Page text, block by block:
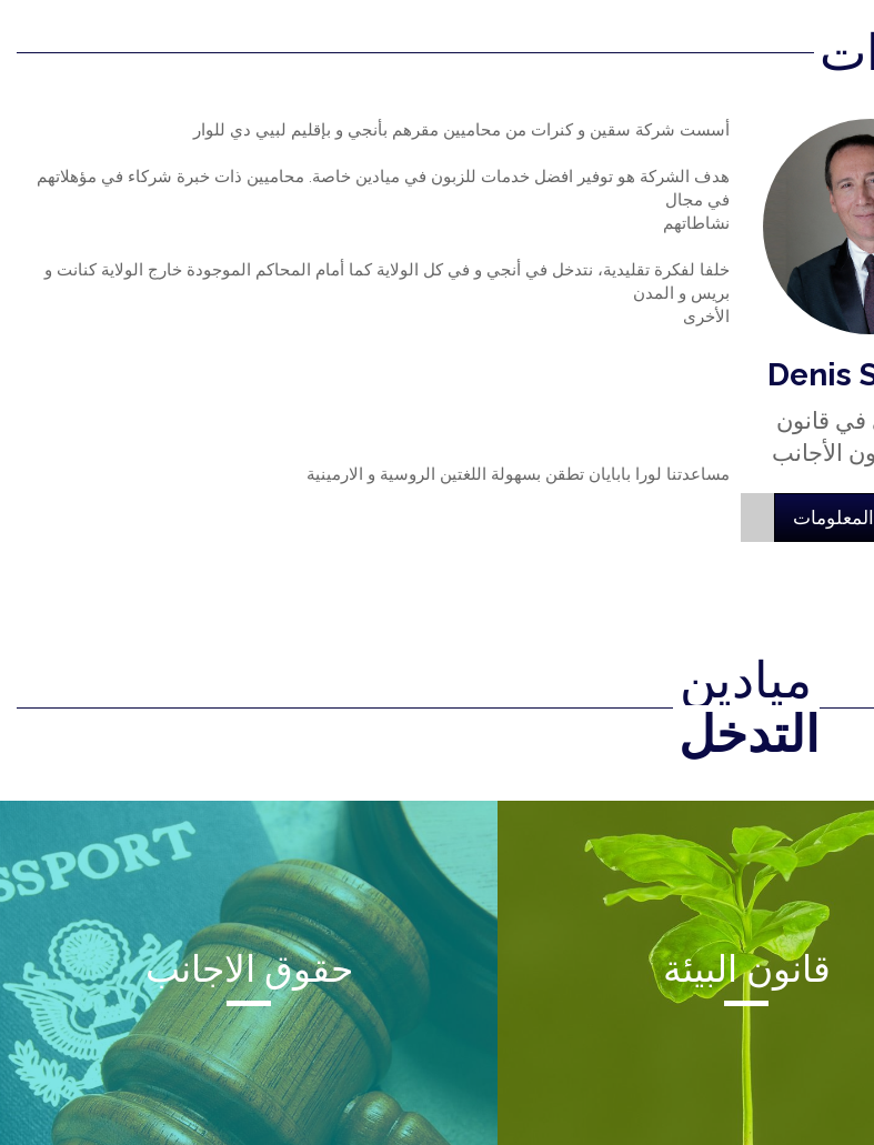
أسست شركة سقين و كنرات من محاميين مقرهم بأنجي و بإقليم لبيي دي للوار
هدف الشركة هو توفير افضل خدمات للزبون في ميادين خاصة. محاميين ذات خبرة شركاء في مؤهلاتهم
في مجال
نشاطاتهم
خلفا لفكرة تقليدية، نتدخل في أنجي و في كل الولاية كما أمام المحاكم الموجودة خارج الولاية كنانت و
بريس و المدن
الأخرى
مساعدتنا لورا بابايان تطقن بسهولة اللغتين الروسية و الارمينية
Denis
قانون
الأجانب
ميادين
التدخل
حقوق الاجانب قانون البيئة